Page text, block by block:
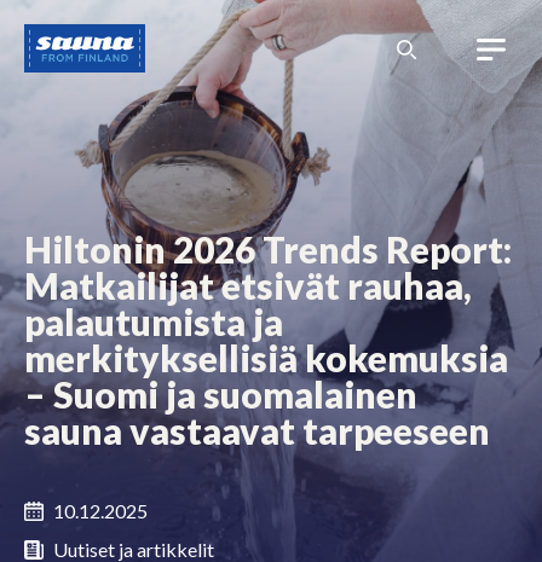
Siirry
sisältöön
Sauna
from
Hiltonin 2026 Trends Report:
Matkailijat etsivät rauhaa,
palautumista ja
merkityksellisiä kokemuksia
– Suomi ja suomalainen
sauna vastaavat tarpeeseen
10.12.2025
Uutiset ja artikkelit